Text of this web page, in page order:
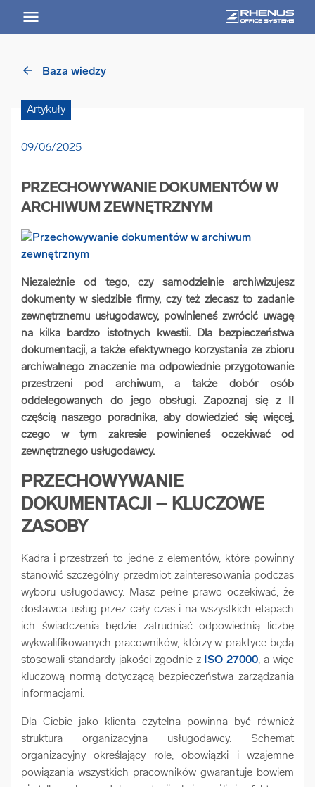
Niszczenie nośników informacji
Archiwizowanie dokumentów
Przechowywanie dokumentacji arrow_forward
Usługi digitalizacjyjne arrow_forward
Osuszanie dokumentów arrow_forward
Pozostałe usługi arrow_forward
arrow_back Baza wiedzy
Artykuły
09/06/2025
PRZECHOWYWANIE DOKUMENTÓW W
ARCHIWUM ZEWNĘTRZNYM
Niezależnie od tego, czy samodzielnie archiwizujesz
dokumenty w siedzibie firmy, czy też zlecasz to zadanie
zewnętrznemu usługodawcy, powinieneś zwrócić uwagę
na kilka bardzo istotnych kwestii. Dla bezpieczeństwa
dokumentacji, a także efektywnego korzystania ze zbioru
archiwalnego znaczenie ma odpowiednie przygotowanie
przestrzeni pod archiwum, a także dobór osób
oddelegowanych do jego obsługi. Zapoznaj się z II
częścią naszego poradnika, aby dowiedzieć się więcej,
czego w tym zakresie powinieneś oczekiwać od
zewnętrznego usługodawcy.
PRZECHOWYWANIE
DOKUMENTACJI – KLUCZOWE
ZASOBY
Kadra i przestrzeń to jedne z elementów, które powinny
stanowić szczególny przedmiot zainteresowania podczas
wyboru usługodawcy. Masz pełne prawo oczekiwać, że
dostawca usług przez cały czas i na wszystkich etapach
ich świadczenia będzie zatrudniać odpowiednią liczbę
wykwalifikowanych pracowników, którzy w praktyce będą
stosowali standardy jakości zgodnie z ISO 27000, a więc
kluczową normą dotyczącą bezpieczeństwa zarządzania
informacjami.
Dla Ciebie jako klienta czytelna powinna być również
struktura organizacyjna usługodawcy. Schemat
organizacyjny określający role, obowiązki i wzajemne
powiązania wszystkich pracowników gwarantuje bowiem